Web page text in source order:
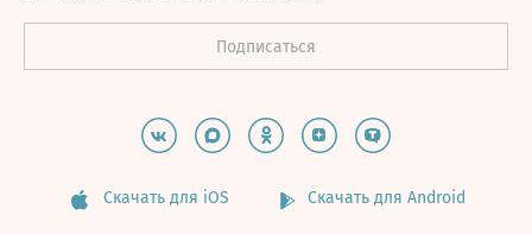
Скачать для iOS Скачать для Android